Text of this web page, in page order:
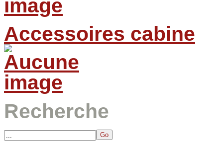
Accessoires cabine
Recherche